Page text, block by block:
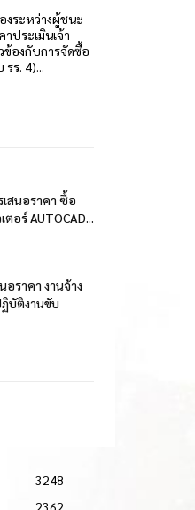
งระหว่างผู้ชนะ
าประเมินเจ้า
องกับการจัดซื้อ
ร. 4)...
สนอราคา ซื้อ
อร์ AUTOCAD...
ราคา งานจ้าง
บัติงานขับ
3248
2362